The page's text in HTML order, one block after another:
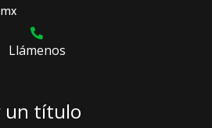
Llámenos
un título